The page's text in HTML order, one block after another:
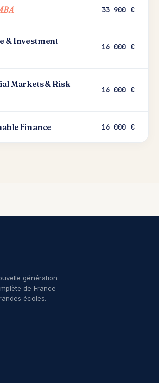
33 900 €
& Investment
16 000 €
Markets & Risk
16 000 €
Finance 16 000 €
génération.
de France
écoles.